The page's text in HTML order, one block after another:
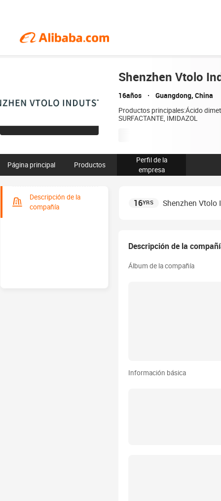
Shenzhen Vtolo
16años Guangdong, China
Productos principales:Ácido
SURFACTANTE, IMIDAZOL
Página principal Productos
Perfil de la
empresa
Descripción de la
compañía
16YRS Shenzhen Vtolo
Descripción de la
Álbum de la compañía
Información básica